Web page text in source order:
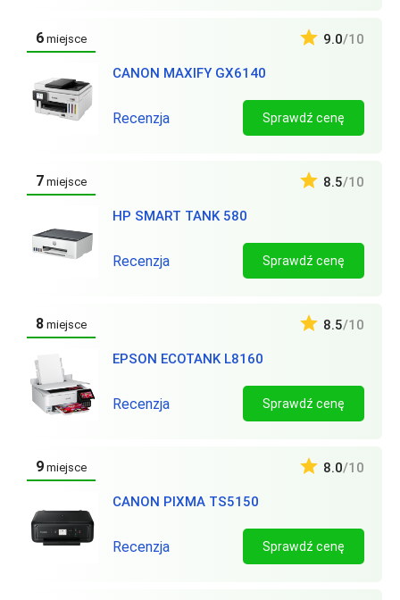
6 miejsce
CANON MAXIFY GX6140
9.0/10
Recenzja Sprawdź cenę
7 miejsce
HP SMART TANK 580
8.5/10
Recenzja Sprawdź cenę
8 miejsce
EPSON ECOTANK L8160
8.5/10
Recenzja Sprawdź cenę
9 miejsce
CANON PIXMA TS5150
8.0/10
Recenzja Sprawdź cenę